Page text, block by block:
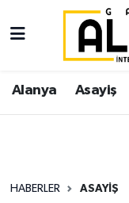
Alanya Asayiş
HABERLER ASAYIŞ
Alanya
Asayiş
Siyaset
İstanbul
İstanbul Hava
Süper Lig